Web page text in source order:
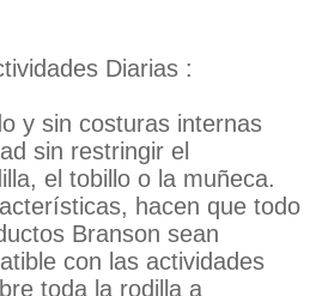
Diarias :
y sin costuras internas
sin restringir el
el tobillo o la muñeca.
hacen que todo
Branson sean
con las actividades
toda la rodilla a